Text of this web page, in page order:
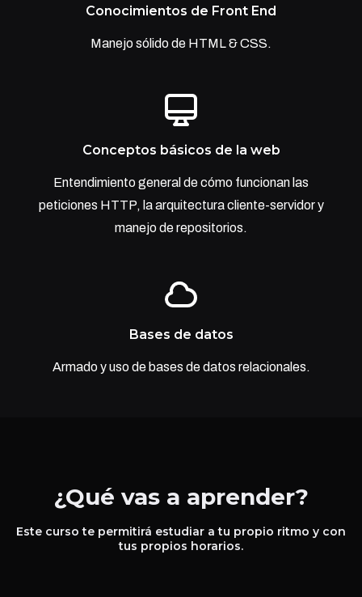
Conocimientos de Front End
Manejo sólido de HTML & CSS.
Conceptos básicos de la web
Entendimiento general de cómo funcionan las
peticiones HTTP, la arquitectura cliente-servidor y
manejo de repositorios.
Bases de datos
Armado y uso de bases de datos relacionales.
¿Qué vas a aprender?
Este curso te permitirá estudiar a tu propio ritmo y con
tus propios horarios.